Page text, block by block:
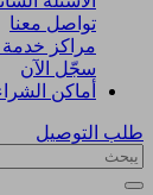
تواصل معنا
مراكز
سجّل الآن​
أماكن
طلب التوصيل